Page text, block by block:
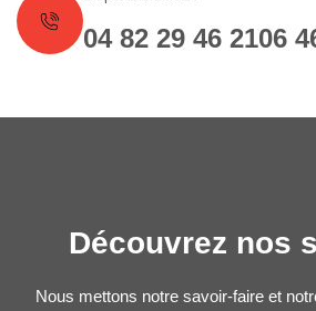
04 82 29 46 2106
Découvrez nos
Nous mettons notre savoir-faire et